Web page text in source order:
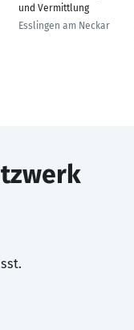
und Vermittlung
Esslingen am Neckar